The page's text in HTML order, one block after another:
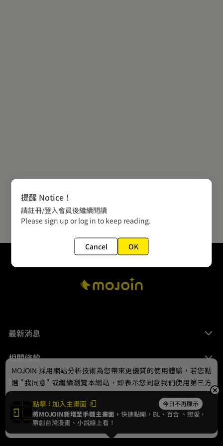
最新消息
相關條款
聯絡我們
© 2024 gamania Digital Entertainment Co., Ltd.
點擊 加入主畫面 今日不再顯示
將MOJOIN新增至手機主畫面，快速點開，BL、 百合 、戀愛，
原創台灣漫畫、小說線上看！
MOJOIN 採用網站分析技術為您帶來更優質的使用體驗，若您點
選 "我同意" 或繼續瀏覽本網站，即表示您同意我們使用第三方
Cookie，欲瞭解更多資訊請見隱私權政策。
我同意
提醒 Notice！
請註冊/登入會員後繼續閱讀
Please sign up or log in to keep reading.
Cancel OK